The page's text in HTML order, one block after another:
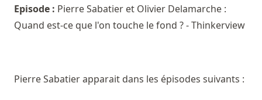
Episode : Pierre Sabatier et Olivier Delamarche :
Quand est-ce que l'on touche le fond ? - Thinkerview
Pierre Sabatier apparait dans les épisodes suivants :